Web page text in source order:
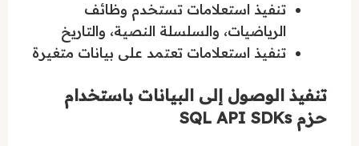
تنفيذ استعلامات تستخدم وظائف
الرياضيات، والسلسلة النصية، والتاريخ
تنفيذ استعلامات تعتمد على بيانات متغيرة
تنفيذ الوصول إلى البيانات باستخدام
حزم SQL API SDKs